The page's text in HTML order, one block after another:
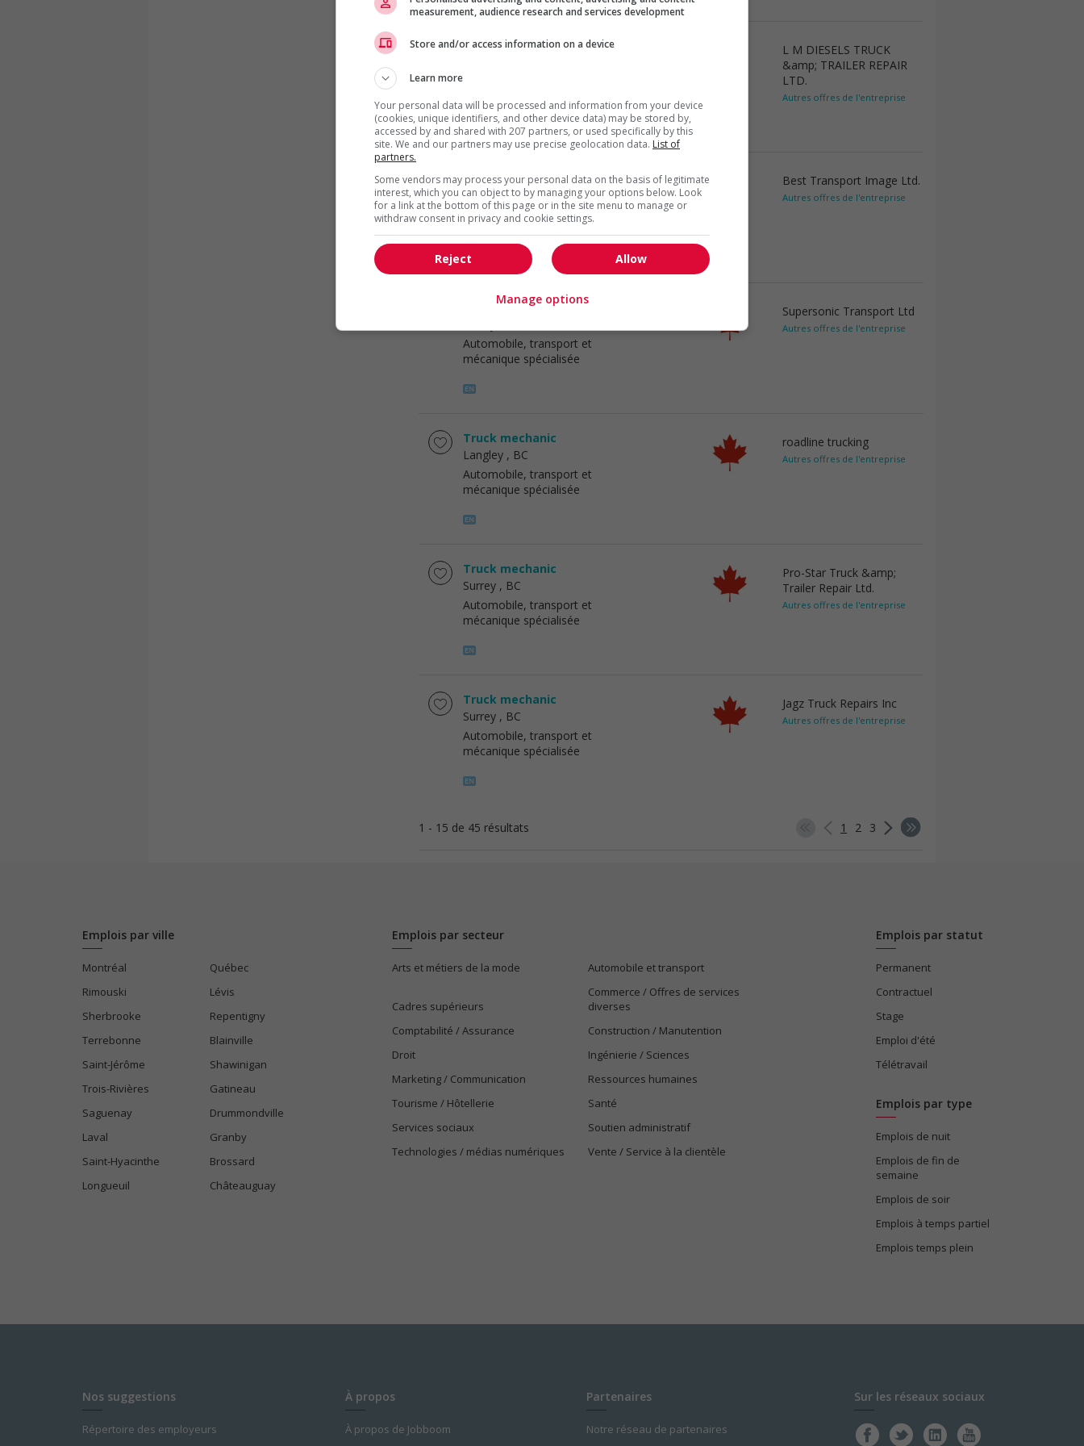
Truck mechanic
mécanique spécialisée
L M DIESELS TRUCK
&amp; TRAILER REPAIR
LTD.
Autres offres de l'entreprise
Mechanic, truck
Langley, BC
Automobile, transport et
mécanique spécialisée
Best Transport Image Ltd.
Autres offres de l'entreprise
Truck mechanic
Automobile, transport et
mécanique spécialisée
Supersonic Transport Ltd
Autres offres de l'entreprise
Truck mechanic
Langley , BC
Automobile, transport et
mécanique spécialisée
roadline trucking
Autres offres de l'entreprise
Truck mechanic
Surrey , BC
Automobile, transport et
mécanique spécialisée
Pro-Star Truck &amp;
Trailer Repair Ltd.
Autres offres de l'entreprise
Truck mechanic
Surrey , BC
Automobile, transport et
mécanique spécialisée
Jagz Truck Repairs Inc
Autres offres de l'entreprise
1 - 15 de 45 résultats 1 2 3
Emplois par ville
Montréal
Québec
Rimouski
Lévis
Sherbrooke
Repentigny
Terrebonne
Blainville
Saint-Jérôme
Shawinigan
Trois-Rivières
Gatineau
Saguenay
Drummondville
Laval
Granby
Saint-Hyacinthe
Brossard
Longueuil
Châteauguay
Emplois par secteur
Arts et métiers de la mode Automobile et transport
Cadres supérieurs
Commerce / Offres de services
diverses
Comptabilité / Assurance
Construction / Manutention
Droit
Ingénierie / Sciences
Marketing / Communication
Ressources humaines
Tourisme / Hôtellerie
Santé
Services sociaux
Soutien administratif
Technologies / médias numériques
Vente / Service à la clientèle
Emplois par statut
Permanent
Contractuel
Stage
Emploi d'été
Télétravail
Emplois par type
Emplois de nuit
Emplois de fin de
semaine
Emplois de soir
Emplois à temps partiel
Emplois temps plein
Nos suggestions
Répertoire des employeurs
À propos
À propos de Jobboom
Partenaires
Notre réseau de partenaires
Sur les réseaux sociaux
measurement, audience research and services development
Store and/or access information on a device
Learn more
Your personal data will be processed and information from your device
(cookies, unique identifiers, and other device data) may be stored by,
accessed by and shared with 207 partners, or used specifically by this
site. We and our partners may use precise geolocation data. List of
partners.
Some vendors may process your personal data on the basis of legitimate
interest, which you can object to by managing your options below. Look
for a link at the bottom of this page or in the site menu to manage or
withdraw consent in privacy and cookie settings.
Allow
Reject
Manage options